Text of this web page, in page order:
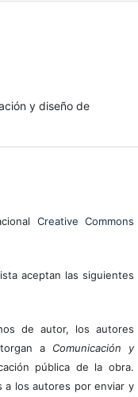
y diseño de
Creative Commons
aceptan las siguientes
de autor, los autores
a Comunicación y
pública de la obra.
a los autores por enviar y